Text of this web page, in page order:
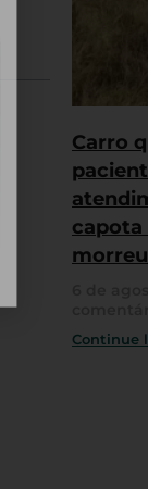
Carro
capota
morreu
Continue